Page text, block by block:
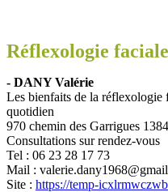
Réflexologie faciale
- DANY Valérie
Les bienfaits de la réflexologie
quotidien
970 chemin des Garrigues
Consultations sur rendez-vous
Tel : 06 23 28 17 73
Mail :
Site : https://temp-